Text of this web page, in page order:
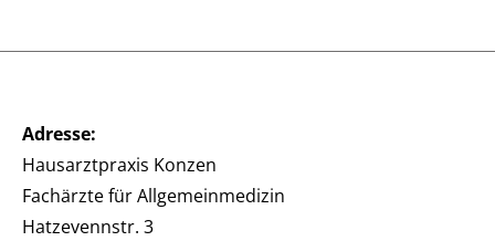
Adresse:
Hausarztpraxis Konzen
Fachärzte für Allgemeinmedizin
Hatzevennstr. 3